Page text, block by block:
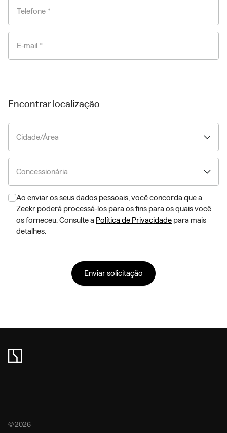
Telefone *
E-mail *
Encontrar localização
Cidade/Área
Concessionária
Ao enviar os seus dados pessoais, você concorda que a
Zeekr poderá processá-los para os fins para os quais você
os forneceu. Consulte a Política de Privacidade para mais
detalhes.
Enviar solicitação
© 2026